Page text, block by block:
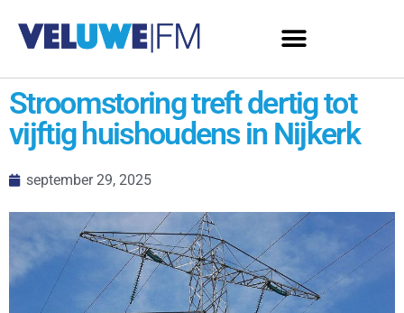
Stroomstoring treft dertig tot
vijftig huishoudens in Nijkerk
september 29, 2025